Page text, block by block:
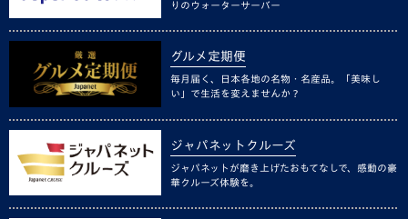
りのウォーターサーバー
グルメ定期便
毎月届く、日本各地の名物・名産品。「美味し
い」で生活を変えませんか？
ジャパネットクルーズ
ジャパネットが磨き上げたおもてなしで、感動の豪
華クルーズ体験を。